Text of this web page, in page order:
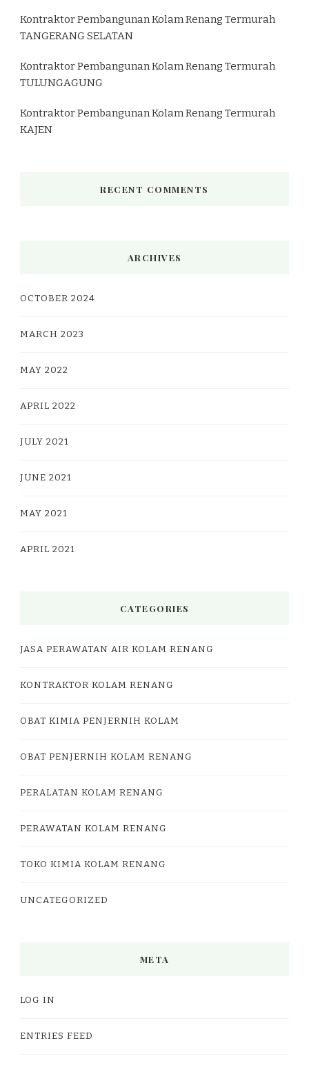
Kontraktor Pembangunan Kolam Renang Termurah
TANGERANG SELATAN
Kontraktor Pembangunan Kolam Renang Termurah
TULUNGAGUNG
Kontraktor Pembangunan Kolam Renang Termurah
KAJEN
RECENT COMMENTS
ARCHIVES
OCTOBER 2024
MARCH 2023
MAY 2022
APRIL 2022
JULY 2021
JUNE 2021
MAY 2021
APRIL 2021
CATEGORIES
JASA PERAWATAN AIR KOLAM RENANG
KONTRAKTOR KOLAM RENANG
OBAT KIMIA PENJERNIH KOLAM
OBAT PENJERNIH KOLAM RENANG
PERALATAN KOLAM RENANG
PERAWATAN KOLAM RENANG
TOKO KIMIA KOLAM RENANG
UNCATEGORIZED
META
LOG IN
ENTRIES FEED